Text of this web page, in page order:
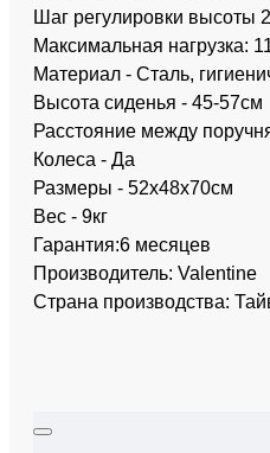
Шаг регулировки высоты
Максимальная нагрузка:
Материал - Сталь,
Высота сиденья - 45-57см
Расстояние между
Колеса - Да
Размеры - 52х48х70см
Вес - 9кг
Гарантия:6 месяцев
Производитель: Valentine
Страна производства: